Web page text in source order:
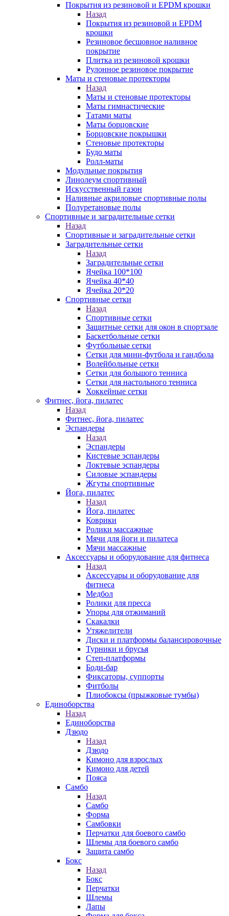
Покрытия из резиновой и EPDM крошки
Назад
Покрытия из резиновой и EPDM
крошки
Резиновое бесшовное наливное
покрытие
Плитка из резиновой крошки
Рулонное резиновое покрытие
Маты и стеновые протекторы
Назад
Маты и стеновые протекторы
Маты гимнастические
Татами маты
Маты борцовские
Борцовские покрышки
Стеновые протекторы
Будо маты
Ролл-маты
Модульные покрытия
Линолеум спортивный
Искусственный газон
Наливные акриловые спортивные полы
Полуретановые полы
Спортивные и заградительные сетки
Назад
Спортивные и заградительные сетки
Заградительные сетки
Назад
Заградительные сетки
Ячейка 100*100
Ячейка 40*40
Ячейка 20*20
Спортивные сетки
Назад
Спортивные сетки
Защитные сетки для окон в спортзале
Баскетбольные сетки
Футбольные сетки
Сетки для мини-футбола и гандбола
Волейбольные сетки
Сетки для большого тенниса
Сетки для настольного тенниса
Хоккейные сетки
Фитнес, йога, пилатес
Назад
Фитнес, йога, пилатес
Эспандеры
Назад
Эспандеры
Кистевые эспандеры
Локтевые эспандеры
Силовые эспандеры
Жгуты спортивные
Йога, пилатес
Назад
Йога, пилатес
Коврики
Ролики массажные
Мячи для йоги и пилатеса
Мячи массажные
Аксессуары и оборудование для фитнеса
Назад
Аксессуары и оборудование для
фитнеса
Медбол
Ролики для пресса
Упоры для отжиманий
Скакалки
Утяжелители
Диски и платформы балансировочные
Турники и брусья
Степ-платформы
Боди-бар
Фиксаторы, суппорты
Фитболы
Плиобоксы (прыжковые тумбы)
Единоборства
Назад
Единоборства
Дзюдо
Назад
Дзюдо
Кимоно для взрослых
Кимоно для детей
Пояса
Самбо
Назад
Самбо
Форма
Самбовки
Перчатки для боевого самбо
Шлемы для боевого самбо
Защита самбо
Бокс
Назад
Бокс
Перчатки
Шлемы
Лапы